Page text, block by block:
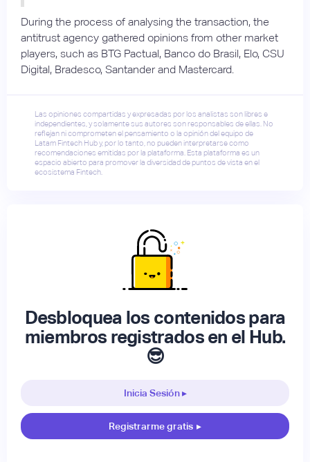
During the process of analysing the transaction, the
antitrust agency gathered opinions from other market
players, such as BTG Pactual, Banco do Brasil, Elo, CSU
Digital, Bradesco, Santander and Mastercard.
Las opiniones compartidas y expresadas por los analistas son libres e
independientes, y solamente sus autores son responsables de ellas. No
reflejan ni comprometen el pensamiento o la opinión del equipo de
Latam Fintech Hub y, por lo tanto, no pueden interpretarse como
recomendaciones emitidas por la plataforma. Esta plataforma es un
espacio abierto para promover la diversidad de puntos de vista en el
ecosistema Fintech.
Desbloquea los contenidos para
miembros registrados en el Hub.
😎
Inicia Sesión ▸
Registrarme gratis ▸